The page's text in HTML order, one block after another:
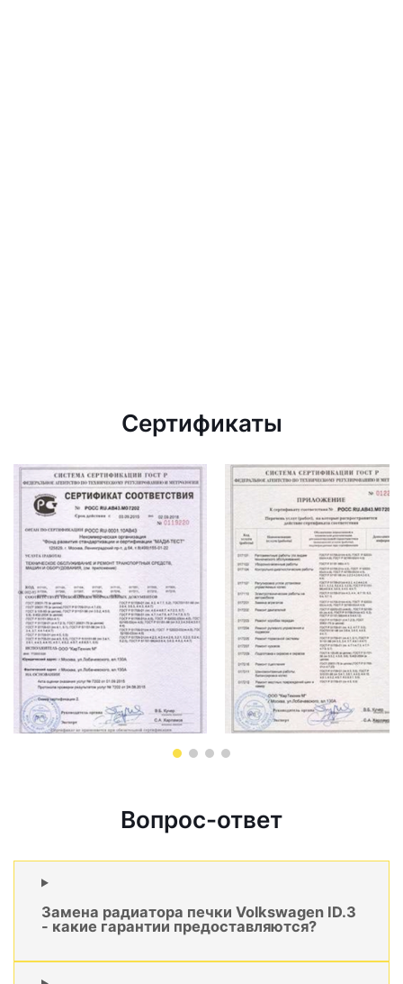
Сертификаты
Вопрос-ответ
Замена радиатора печки Volkswagen ID.3
- какие гарантии предоставляются?